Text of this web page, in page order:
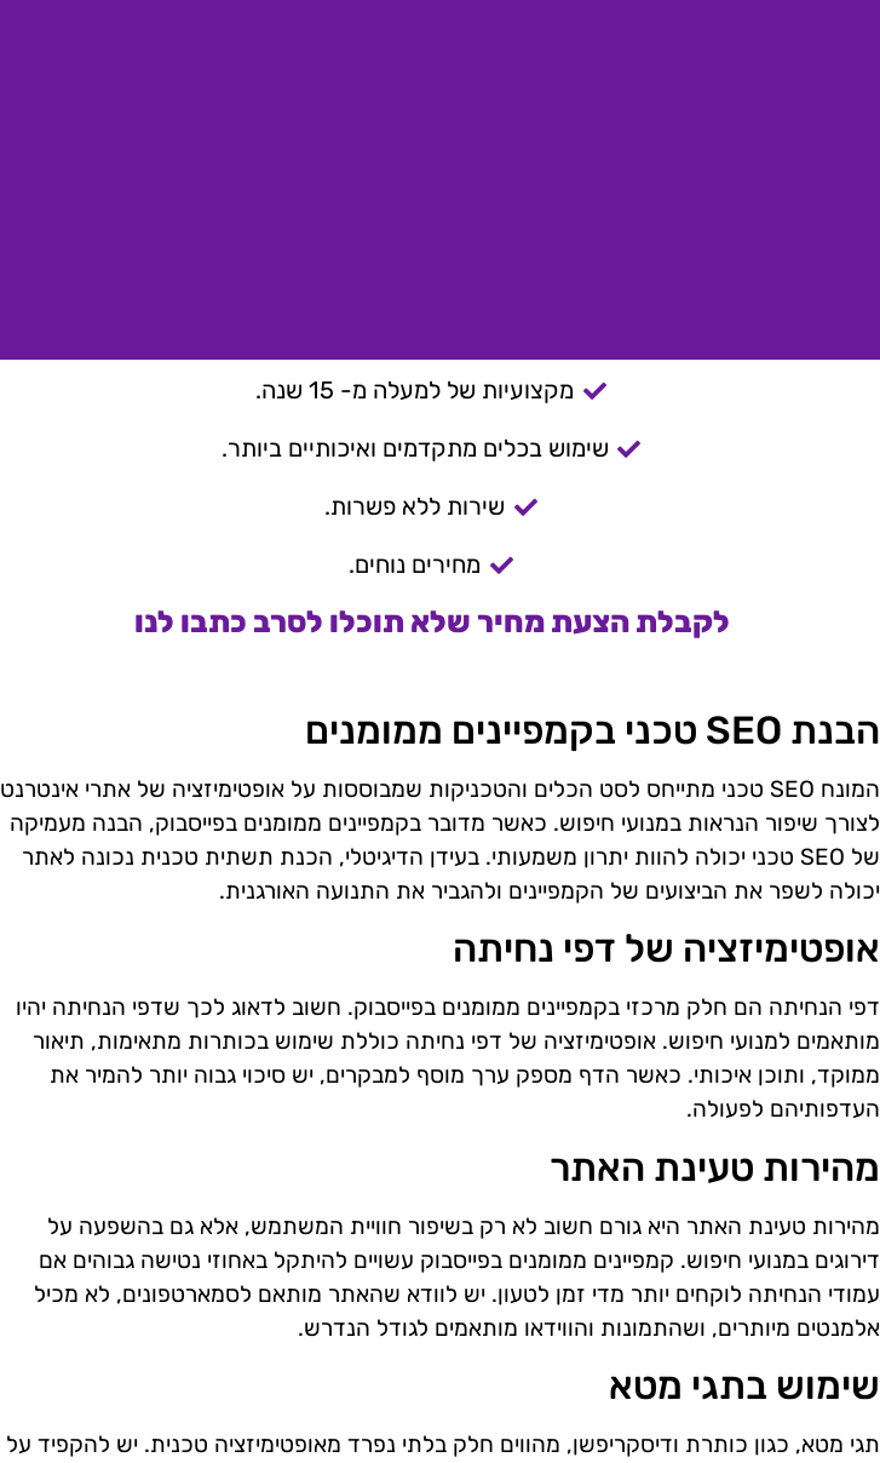
מקצועיות של למעלה מ- 15 שנה.
שימוש בכלים מתקדמים ואיכותיים ביותר.
שירות ללא פשרות.
מחירים נוחים.
לקבלת הצעת מחיר שלא תוכלו לסרב כתבו לנו
הבנת SEO טכני בקמפיינים ממומנים
המונח SEO טכני מתייחס לסט הכלים והטכניקות שמבוססות על אופטימיזציה של אתרי אינטרנט
לצורך שיפור הנראות במנועי חיפוש. כאשר מדובר בקמפיינים ממומנים בפייסבוק, הבנה מעמיקה
של SEO טכני יכולה להוות יתרון משמעותי. בעידן הדיגיטלי, הכנת תשתית טכנית נכונה לאתר
יכולה לשפר את הביצועים של הקמפיינים ולהגביר את התנועה האורגנית.
אופטימיזציה של דפי נחיתה
דפי הנחיתה הם חלק מרכזי בקמפיינים ממומנים בפייסבוק. חשוב לדאוג לכך שדפי הנחיתה יהיו
מותאמים למנועי חיפוש. אופטימיזציה של דפי נחיתה כוללת שימוש בכותרות מתאימות, תיאור
ממוקד, ותוכן איכותי. כאשר הדף מספק ערך מוסף למבקרים, יש סיכוי גבוה יותר להמיר את
העדפותיהם לפעולה.
מהירות טעינת האתר
מהירות טעינת האתר היא גורם חשוב לא רק בשיפור חוויית המשתמש, אלא גם בהשפעה על
דירוגים במנועי חיפוש. קמפיינים ממומנים בפייסבוק עשויים להיתקל באחוזי נטישה גבוהים אם
עמודי הנחיתה לוקחים יותר מדי זמן לטעון. יש לוודא שהאתר מותאם לסמארטפונים, לא מכיל
אלמנטים מיותרים, ושהתמונות והווידאו מותאמים לגודל הנדרש.
שימוש בתגי מטא
תגי מטא, כגון כותרת ודיסקריפשן, מהווים חלק בלתי נפרד מאופטימיזציה טכנית. יש להקפיד על